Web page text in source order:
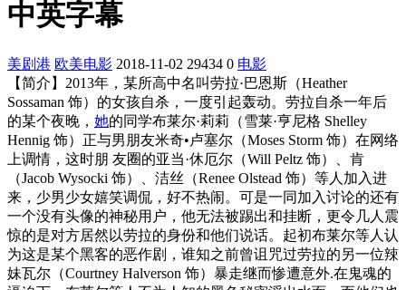
中英字幕
美剧港 欧美电影 2018-11-02 29434 0 电影
【简介】2013年，某所高中名叫劳拉·巴恩斯（Heather
Sossaman 饰）的女孩自杀，一度引起轰动。劳拉自杀一年后
的某个夜晚， 她的同学布莱尔·莉莉（雪莱·亨尼格 Shelley
Hennig 饰）正与男朋友米奇•卢塞尔（Moses Storm 饰）在网络
上调情，这时朋 友圈的亚当·休厄尔（Will Peltz 饰）、肯
（Jacob Wysocki 饰）、洁丝（Renee Olstead 饰）等人加入进
来，少男少女嬉笑调侃，好不热闹。可是一同加入讨论的还有
一个没有头像的神秘用户，他无法被踢出和挂断，更令几人震
惊的是对方居然以劳拉的身份和他们说话。起初布莱尔等人认
为这是某个黑客的恶作剧，谁知之前曾诅咒过劳拉的另一位辣
妹瓦尔（Courtney Halverson 饰）暴走继而惨遭意外.在鬼魂的